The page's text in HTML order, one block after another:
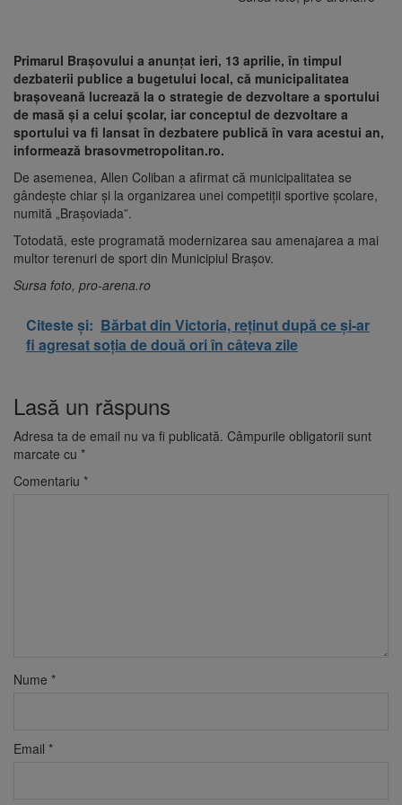
Primarul Brașovului a anunțat ieri, 13 aprilie, în timpul
dezbaterii publice a bugetului local, că municipalitatea
brașoveană lucrează la o strategie de dezvoltare a sportului
de masă și a celui școlar, iar conceptul de dezvoltare a
sportului va fi lansat în dezbatere publică în vara acestui an,
informează brasovmetropolitan.ro.
De asemenea, Allen Coliban a afirmat că municipalitatea se
gândește chiar și la organizarea unei competiții sportive școlare,
numită „Brașoviada”.
Totodată, este programată modernizarea sau amenajarea a mai
multor terenuri de sport din Municipiul Brașov.
Sursa foto, pro-arena.ro
Citeste și: Bărbat din Victoria, reținut după ce și-ar
fi agresat soția de două ori în câteva zile
Lasă un răspuns
Adresa ta de email nu va fi publicată. Câmpurile obligatorii sunt
marcate cu *
Comentariu *
Nume *
Email *